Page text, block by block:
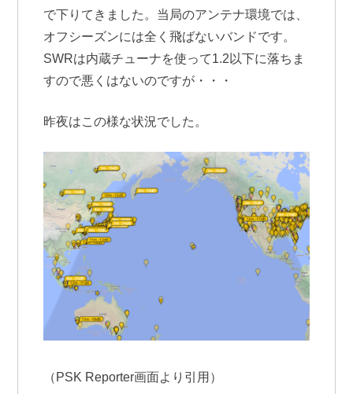
で下りてきました。当局のアンテナ環境では、
オフシーズンには全く飛ばないバンドです。
SWRは内蔵チューナを使って1.2以下に落ちま
すので悪くはないのですが・・・
昨夜はこの様な状況でした。
（PSK Reporter画面より引用）